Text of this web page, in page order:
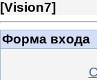
[Vision7]
Форма входа